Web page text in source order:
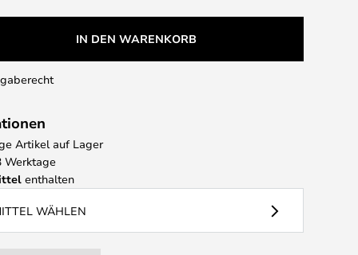
IN DEN WARENKORB
Artikel auf Lager
Werktage
enthalten
WÄHLEN